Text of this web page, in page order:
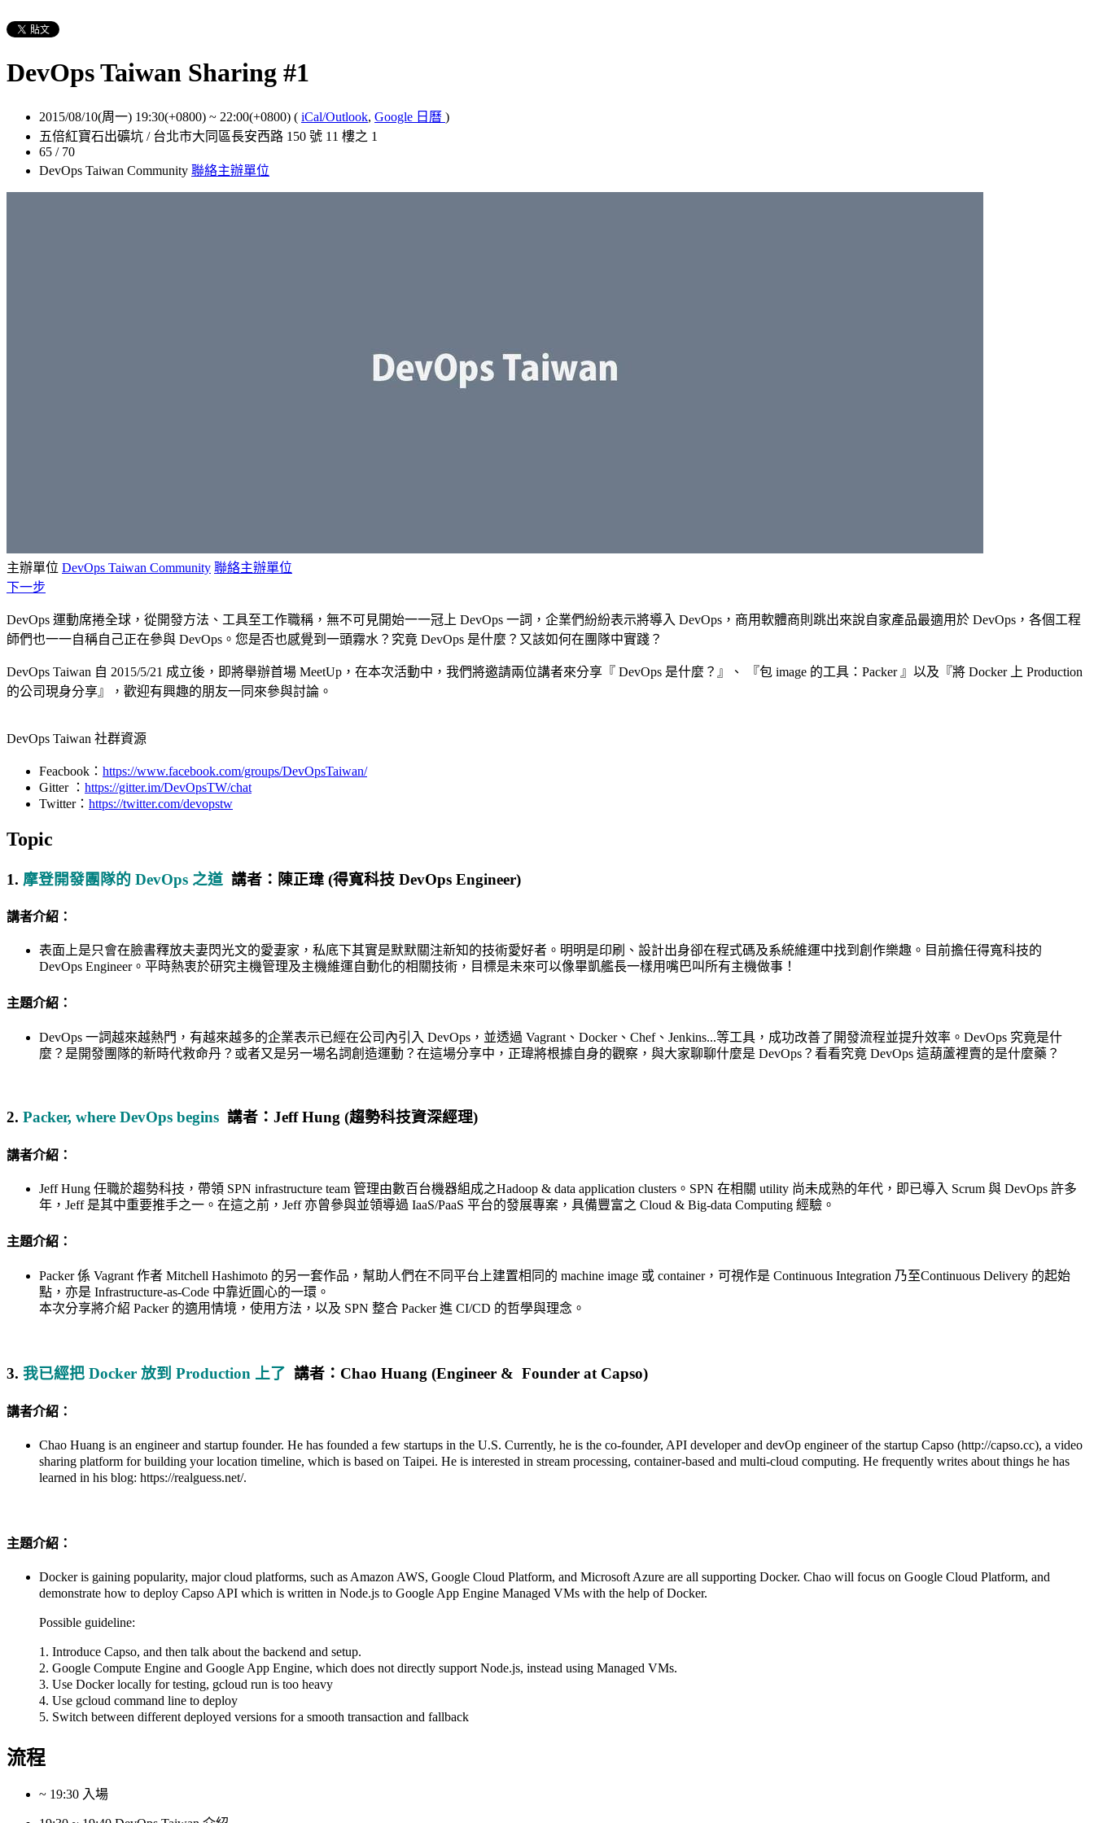
DevOps Taiwan Sharing #1
2015/08/10(周一) 19:30(+0800) ~ 22:00(+0800) ( iCal/Outlook, Google 日曆 )
五倍紅寶石出礦坑 / 台北市大同區長安西路 150 號 11 樓之 1
65 / 70
DevOps Taiwan Community 聯絡主辦單位
主辦單位 DevOps Taiwan Community 聯絡主辦單位
下一步
DevOps 運動席捲全球，從開發方法、工具至工作職稱，無不可見開始一一冠上 DevOps 一詞，企業們紛紛表示將導入 DevOps，商用軟體商則跳出來說自家產品最適用於 DevOps，各個工程
師們也一一自稱自己正在參與 DevOps。您是否也感覺到一頭霧水？究竟 DevOps 是什麼？又該如何在團隊中實踐？
DevOps Taiwan 自 2015/5/21 成立後，即將舉辦首場 MeetUp，在本次活動中，我們將邀請兩位講者來分享『 DevOps 是什麼？』、 『包 image 的工具： Packer 』以及『將 Docker 上 Production
的公司現身分享』，歡迎有興趣的朋友一同來參與討論。
DevOps Taiwan 社群資源
Feacbook： https://www.facebook.com/groups/DevOpsTaiwan/
Gitter ： https://gitter.im/DevOpsTW/chat​
Twitter： https://twitter.com/devopstw
Topic
1. 摩登開發團隊的 DevOps 之道 講者：陳正瑋 (得寬科技 DevOps Engineer)
講者介紹：
表面上是只會在臉書釋放夫妻閃光文的愛妻家，私底下其實是默默關注新知的技術愛好者。明明是印刷、設計出身卻在程式碼及系統維運中找到創作樂趣。目前擔任得寬科技的
DevOps Engineer。平時熱衷於研究主機管理及主機維運自動化的相關技術，目標是未來可以像畢凱艦長一樣用嘴巴叫所有主機做事！
主題介紹：
DevOps 一詞越來越熱門，有越來越多的企業表示已經在公司內引入 DevOps，並透過 Vagrant、Docker、Chef、Jenkins...等工具，成功改善了開發流程並提升效率。DevOps 究竟是什
麼？是開發團隊的新時代救命丹？或者又是另一場名詞創造運動？在這場分享中，正瑋將根據自身的觀察，與大家聊聊什麼是 DevOps？看看究竟 DevOps 這葫蘆裡賣的是什麼藥？
2. Packer, where DevOps begins 講者： Jeff Hung (趨勢科技資深經理)
講者介紹：
Jeff Hung 任職於趨勢科技，帶領 SPN infrastructure team 管理由數百台機器組成之Hadoop & data application clusters。SPN 在相關 utility 尚未成熟的年代，即已導入 Scrum 與 DevOps 許多
年，Jeff 是其中重要推手之一。在這之前，Jeff 亦曾參與並領導過 IaaS/PaaS 平台的發展專案，具備豐富之 Cloud & Big-data Computing 經驗。
主題介紹：
Packer 係 Vagrant 作者 Mitchell Hashimoto 的另一套作品，幫助人們在不同平台上建置相同的 machine image 或 container，可視作是 Continuous Integration 乃至Continuous Delivery 的起始
點，亦是 Infrastructure-as-Code 中靠近圓心的一環。
本次分享將介紹 Packer 的適用情境，使用方法，以及 SPN 整合 Packer 進 CI/CD 的哲學與理念。
3. 我已經把 Docker 放到 Production 上了 講者： Chao Huang (Engineer & Founder at Capso)
講者介紹：
Chao Huang is an engineer and startup founder. He has founded a few startups in the U.S. Currently, he is the co-founder, API developer and devOp engineer of the startup Capso (http://capso.cc), a video
sharing platform for building your location timeline, which is based on Taipei. He is interested in stream processing, container-based and multi-cloud computing. He frequently writes about things he has
learned in his blog: https://realguess.net/.
主題介紹：
Docker is gaining popularity, major cloud platforms, such as Amazon AWS, Google Cloud Platform, and Microsoft Azure are all supporting Docker. Chao will focus on Google Cloud Platform, and
demonstrate how to deploy Capso API which is written in Node.js to Google App Engine Managed VMs with the help of Docker.
Possible guideline:
1. Introduce Capso, and then talk about the backend and setup.
2. Google Compute Engine and Google App Engine, which does not directly support Node.js, instead using Managed VMs.
3. Use Docker locally for testing, gcloud run is too heavy
4. Use gcloud command line to deploy
5. Switch between different deployed versions for a smooth transaction and fallback
流程
~ 19:30 入場